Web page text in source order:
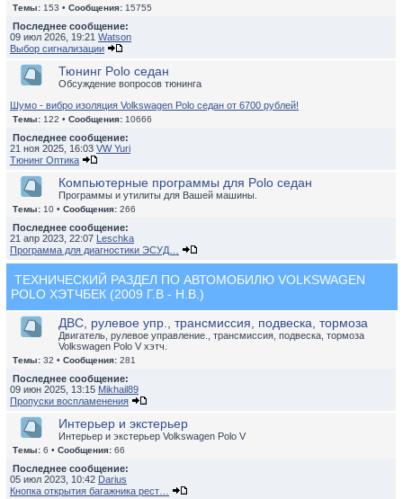
Темы: 153 • Сообщения: 15755
Последнее сообщение:
09 июл 2026, 19:21 Watson
Выбор сигнализации
Тюнинг Polo седан
Обсуждение вопросов тюнинга
Шумо - вибро изоляция Volkswagen Polo седан от 6700 рублей!
Темы: 122 • Сообщения: 10666
Последнее сообщение:
21 ноя 2025, 16:03 VW Yuri
Тюнинг Оптика
Компьютерные программы для Polo седан
Программы и утилиты для Вашей машины.
Темы: 10 • Сообщения: 266
Последнее сообщение:
21 апр 2023, 22:07 Leschka
Программа для диагностики ЭСУД…
ТЕХНИЧЕСКИЙ РАЗДЕЛ ПО АВТОМОБИЛЮ VOLKSWAGEN
POLO ХЭТЧБЕК (2009 Г.В - Н.В.)
ДВС, рулевое упр., трансмиссия, подвеска, тормоза
Двигатель, рулевое управление., трансмиссия, подвеска, тормоза
Volkswagen Polo V хэтч.
Темы: 32 • Сообщения: 281
Последнее сообщение:
09 июн 2025, 13:15 Mikhail89
Пропуски воспламенения
Интерьер и экстерьер
Интерьер и экстерьер Volkswagen Polo V
Темы: 6 • Сообщения: 66
Последнее сообщение:
05 июл 2023, 10:42 Darius
Кнопка открытия багажника рест…